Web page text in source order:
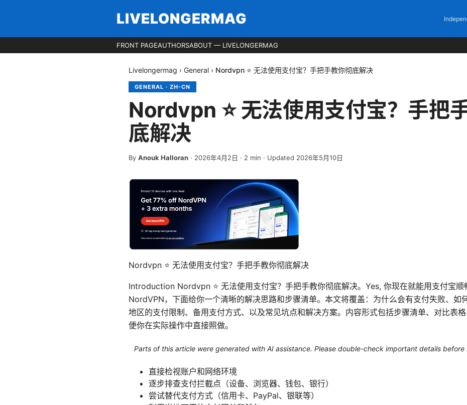
LIVELONGERMAG
FRONT PAGEAUTHORSABOUT — LIVELONGERMAG
Livelongermag › General › Nordvpn ⭐ 无法使用支付宝？手把手教你彻底解决
GENERAL · ZH-CN
Nordvpn ⭐ 无法使用支付宝？手把
底解决
By Anouk Halloran · 2026年4月2日 · 2 min · Updated 2026年5月10日
Nordvpn ⭐ 无法使用支付宝？手把手教你彻底解决
Introduction Nordvpn ⭐ 无法使用支付宝？手把手教你彻底解决。Yes, 你现在就能用支付宝顺
NordVPN，下面给你一个清晰的解决思路和步骤清单。本文将覆盖：为什么会有支付失败、如
地区的支付限制、备用支付方式、以及常见坑点和解决方案。内容形式包括步骤清单、对比表
便你在实际操作中直接照做。
Parts of this article were generated with AI assistance. Please double-check important details before
直接检视账户和网络环境
逐步排查支付拦截点（设备、浏览器、钱包、银行）
尝试替代支付方式（信用卡、PayPal、银联等）